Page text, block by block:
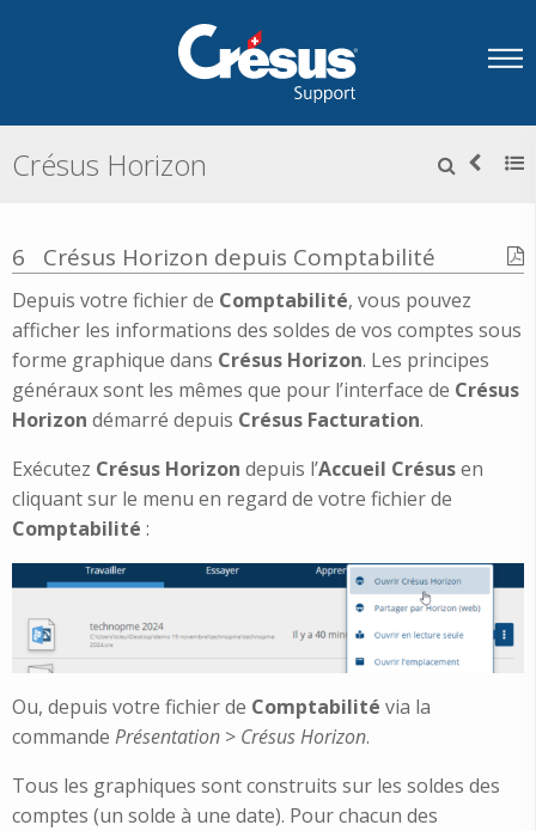
Crésus Horizon
6 Crésus Horizon depuis Comptabilité
Depuis votre fichier de Comptabilité, vous pouvez
afficher les informations des soldes de vos comptes sous
forme graphique dans Crésus Horizon. Les principes
généraux sont les mêmes que pour l’interface de Crésus
Horizon démarré depuis Crésus Facturation.
Exécutez Crésus Horizon depuis l’Accueil Crésusen
cliquant sur le menu en regard de votre fichier de
Comptabilité :
Ou, depuis votre fichier de Comptabilité via la
commande Présentation > Crésus Horizon.
Tous les graphiques sont construits sur les soldes des
comptes (un solde à une date). Pour chacun des